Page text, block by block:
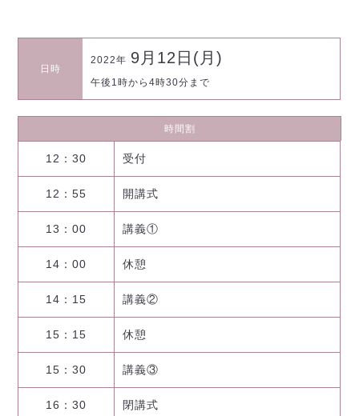
日時
2022年 9月12日(月)
午後1時から4時30分まで
時間割
12：30 受付
12：55 開講式
13：00 講義①
14：00 休憩
14：15 講義②
15：15 休憩
15：30 講義③
16：30 閉講式